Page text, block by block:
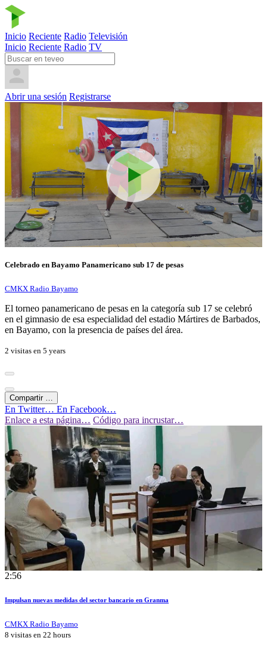
Inicio Reciente Radio Televisión
Inicio Reciente Radio TV
Abrir una sesión Registrarse
Celebrado en Bayamo Panamericano sub 17 de pesas
CMKX Radio Bayamo
El torneo panamericano de pesas en la categoría sub 17 se celebró
en el gimnasio de esa especialidad del estadio Mártires de Barbados,
en Bayamo, con la presencia de países del área.
2 visitas en 5 years
Compartir …
En Twitter… En Facebook…
Enlace a esta página… Código para incrustar…
2:56
Impulsan nuevas medidas del sector bancario en Granma
CMKX Radio Bayamo
8 visitas en 22 hours